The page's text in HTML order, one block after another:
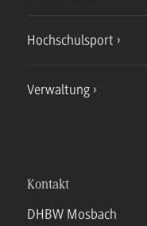
Hochschulsport
Verwaltung
Kontakt
DHBW Mosbach